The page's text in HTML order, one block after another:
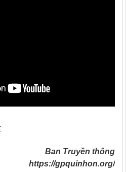
Ban Truyền thông
https://gpquinhon.org/